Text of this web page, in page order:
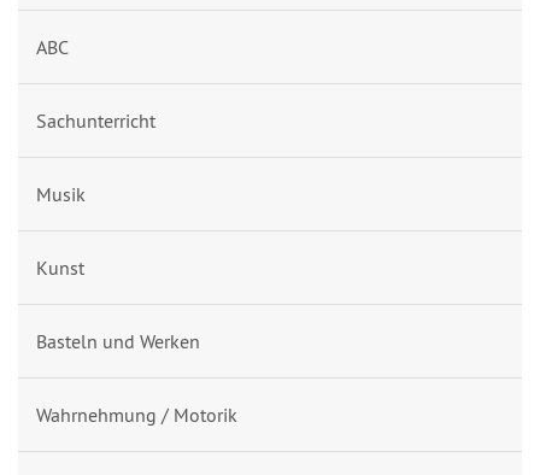
ABC
Sachunterricht
Musik
Kunst
Basteln und Werken
Wahrnehmung / Motorik